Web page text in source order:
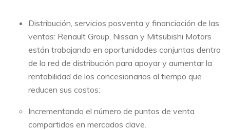
Distribución, servicios posventa y financiación de las
ventas: Renault Group, Nissan y Mitsubishi Motors
están trabajando en oportunidades conjuntas dentro
de la red de distribución para apoyar y aumentar la
rentabilidad de los concesionarios al tiempo que
reducen sus costos:
Incrementando el número de puntos de venta
compartidos en mercados clave.